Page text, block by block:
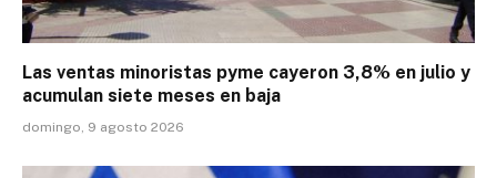
Las ventas minoristas pyme cayeron 3,8% en julio y
acumulan siete meses en baja
domingo, 9 agosto 2026